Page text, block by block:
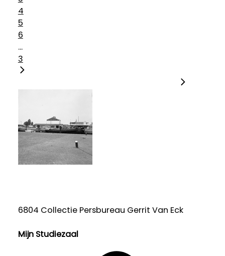
4
5
6
...
3
6804 Collectie Persbureau Gerrit Van Eck
Mijn Studiezaal